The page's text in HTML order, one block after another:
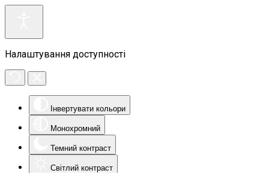
Налаштування доступності
Інвертувати кольори
Монохромний
Темний контраст
Світлий контраст